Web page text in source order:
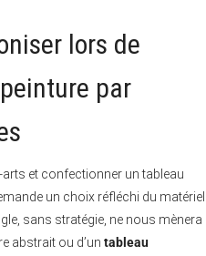
lors de
par
et confectionner un tableau
un choix réfléchi du matériel
sans stratégie, ne nous mènera
abstrait ou d’un tableau